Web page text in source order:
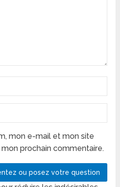
mon e-mail et mon site
prochain commentaire.